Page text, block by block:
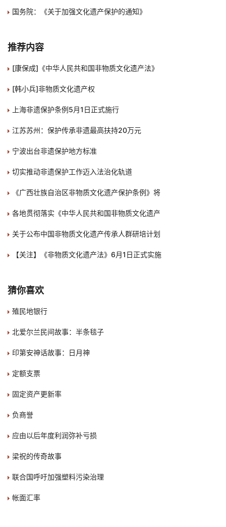
国务院：《关于加强文化遗产保护的通知》
推荐内容
[康保成]《中华人民共和国非物质文化遗产法》
[韩小兵]非物质文化遗产权
上海非遗保护条例5月1日正式施行
江苏苏州：保护传承非遗最高扶持20万元
宁波出台非遗保护地方标准
切实推动非遗保护工作迈入法治化轨道
《广西壮族自治区非物质文化遗产保护条例》将
各地贯彻落实《中华人民共和国非物质文化遗产
关于公布中国非物质文化遗产传承人群研培计划
【关注】《非物质文化遗产法》6月1日正式实施
猜你喜欢
殖民地银行
北爱尔兰民间故事：半条毯子
印第安神话故事：日月神
定额支票
固定资产更新率
负商誉
应由以后年度利润弥补亏损
梁祝的传奇故事
联合国呼吁加强塑料污染治理
帐面汇率